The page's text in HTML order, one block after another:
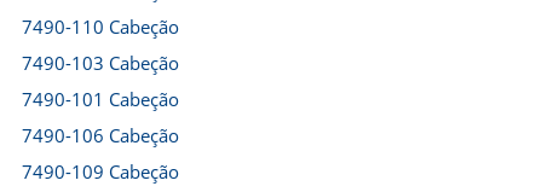
7490-110 Cabeção
7490-103 Cabeção
7490-101 Cabeção
7490-106 Cabeção
7490-109 Cabeção